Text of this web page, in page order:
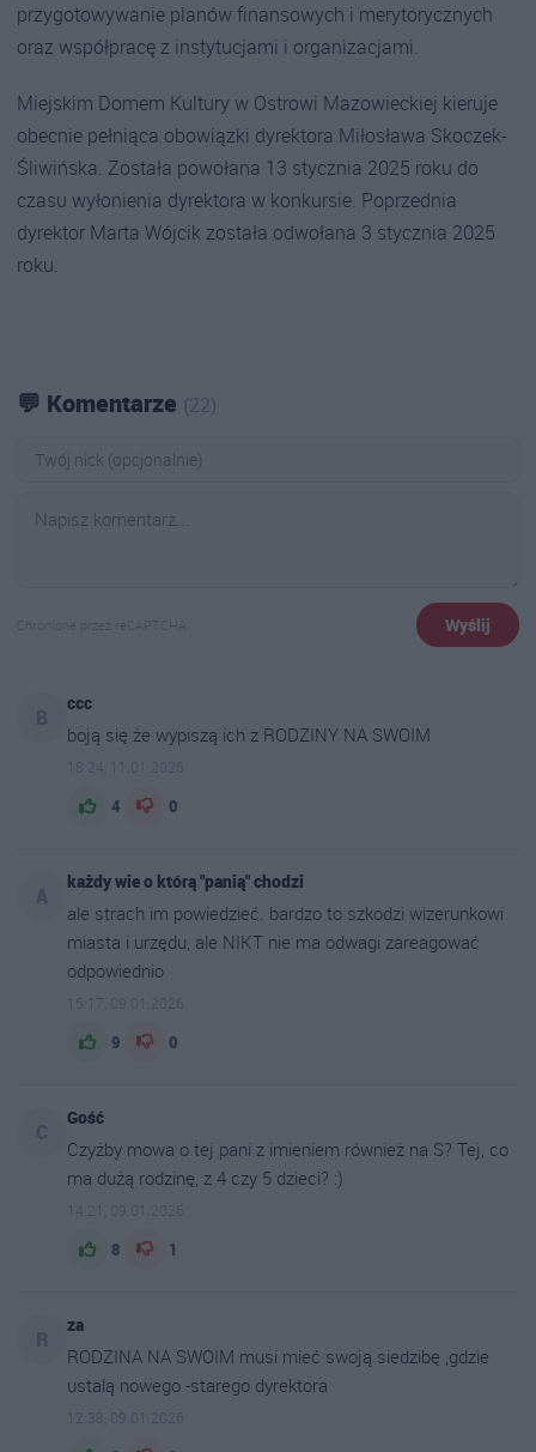
przygotowywanie planów finansowych i merytorycznych
oraz współpracę z instytucjami i organizacjami.
Miejskim Domem Kultury w Ostrowi Mazowieckiej kieruje
obecnie pełniąca obowiązki dyrektora Miłosława Skoczek-
Śliwińska. Została powołana 13 stycznia 2025 roku do
czasu wyłonienia dyrektora w konkursie. Poprzednia
dyrektor Marta Wójcik została odwołana 3 stycznia 2025
roku.
💬 Komentarze (22)
Chronione przez reCAPTCHA Wyślij
ccc
boją się że wypiszą ich z RODZINY NA SWOIM
18:24, 11.01.2026
4 0
każdy wie o którą "panią" chodzi
ale strach im powiedzieć. bardzo to szkodzi wizerunkowi
miasta i urzędu, ale NIKT nie ma odwagi zareagować
odpowiednio
15:17, 09.01.2026
9 0
Gość
Czyżby mowa o tej pani z imieniem również na S? Tej, co
ma dużą rodzinę, z 4 czy 5 dzieci? :)
14:21, 09.01.2026
8 1
za
RODZINA NA SWOIM musi mieć swoją siedzibę ,gdzie
ustalą nowego -starego dyrektora
12:38, 09.01.2026